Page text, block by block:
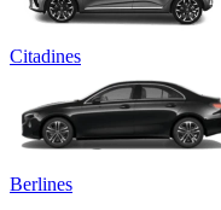
Citadines
Berlines